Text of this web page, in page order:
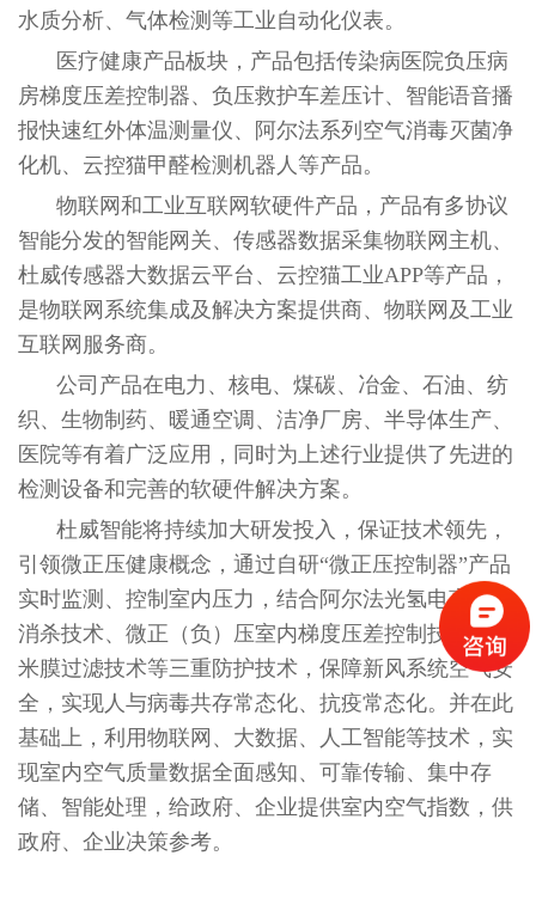
水质分析、气体检测等工业自动化仪表。
医疗健康产品板块，产品包括传染病医院负压病
房梯度压差控制器、负压救护车差压计、智能语音播
报快速红外体温测量仪、阿尔法系列空气消毒灭菌净
化机、云控猫甲醛检测机器人等产品。
物联网和工业互联网软硬件产品，产品有多协议
智能分发的智能网关、传感器数据采集物联网主机、
杜威传感器大数据云平台、云控猫工业APP等产品，
是物联网系统集成及解决方案提供商、物联网及工业
互联网服务商。
公司产品在电力、核电、煤碳、冶金、石油、纺
织、生物制药、暖通空调、洁净厂房、半导体生产、
医院等有着广泛应用，同时为上述行业提供了先进的
检测设备和完善的软硬件解决方案。
杜威智能将持续加大研发投入，保证技术领先，
引领微正压健康概念，通过自研“微正压控制器”产品
实时监测、控制室内压力，结合阿尔法光氢电离在线
消杀技术、微正（负）压室内梯度压差控制技术、纳
米膜过滤技术等三重防护技术，保障新风系统空气安
全，实现人与病毒共存常态化、抗疫常态化。并在此
基础上，利用物联网、大数据、人工智能等技术，实
现室内空气质量数据全面感知、可靠传输、集中存
储、智能处理，给政府、企业提供室内空气指数，供
政府、企业决策参考。